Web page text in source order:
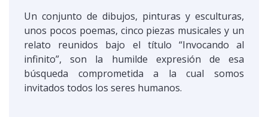
Un conjunto de dibujos, pinturas y esculturas,
unos pocos poemas, cinco piezas musicales y un
relato reunidos bajo el título “Invocando al
infinito”, son la humilde expresión de esa
búsqueda comprometida a la cual somos
invitados todos los seres humanos.